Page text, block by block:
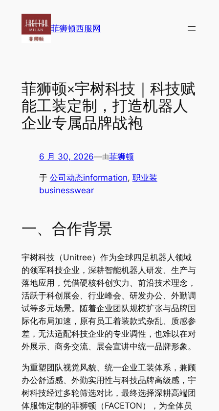
菲狮顿西服网
菲狮顿×宇树科技｜科技赋
能工装定制，打造机器人
企业专属品牌战袍
6 月 30, 2026—由菲狮顿
于 公司动态information, 职业装
businesswear
一、合作背景
宇树科技（Unitree）作为全球四足机器人领域
的领军科技企业，深耕智能机器人研发、生产与
落地应用，凭借硬核科创实力、前沿技术理念，
活跃于科创展会、行业峰会、研发办公、外勤调
试等多元场景。随着企业团队规模扩张与品牌国
际化布局加速，原有员工着装款式杂乱、质感参
差，无法适配科技企业的专业调性，也难以在对
外展示、商务交流、展会宣讲中统一品牌形象。
为重塑团队视觉风貌、统一企业工装体系，兼顾
办公舒适感、外勤实用性与科技品牌高级感，宇
树科技经过多轮筛选对比，最终选择深耕高端团
体服饰定制的菲狮顿（FACETON），为全体员